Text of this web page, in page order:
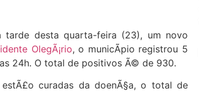
tarde desta quarta-feira (23), um novo
OlegÃ¡rio, o municÃ­pio registrou 5
24h. O total de positivos Ã© de 930.
curadas da doenÃ§a, o total de